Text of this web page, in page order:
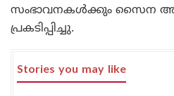
സംഭാവനകൾക്കും സൈന
പ്രകടിപ്പിച്ചു.
Stories you may like